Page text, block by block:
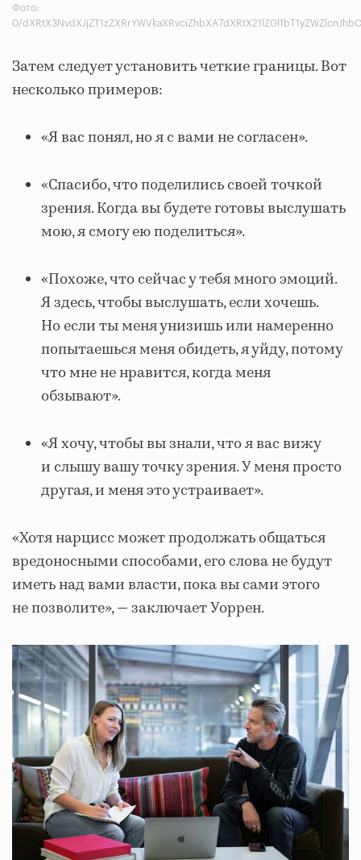
Фото:
0/
Затем следует установить четкие границы. Вот
несколько примеров:
«Я вас понял, но я с вами не согласен».
«Спасибо, что поделились своей точкой
зрения. Когда вы будете готовы выслушать
мою, я смогу ею поделиться».
«Похоже, что сейчас у тебя много эмоций.
Я здесь, чтобы выслушать, если хочешь.
Но если ты меня унизишь или намеренно
попытаешься меня обидеть, я уйду, потому
что мне не нравится, когда меня
обзывают».
«Я хочу, чтобы вы знали, что я вас вижу
и слышу вашу точку зрения. У меня просто
другая, и меня это устраивает».
«Хотя нарцисс может продолжать общаться
вредоносными способами, его слова не будут
иметь над вами власти, пока вы сами этого
не позволите», — заключает Уоррен.